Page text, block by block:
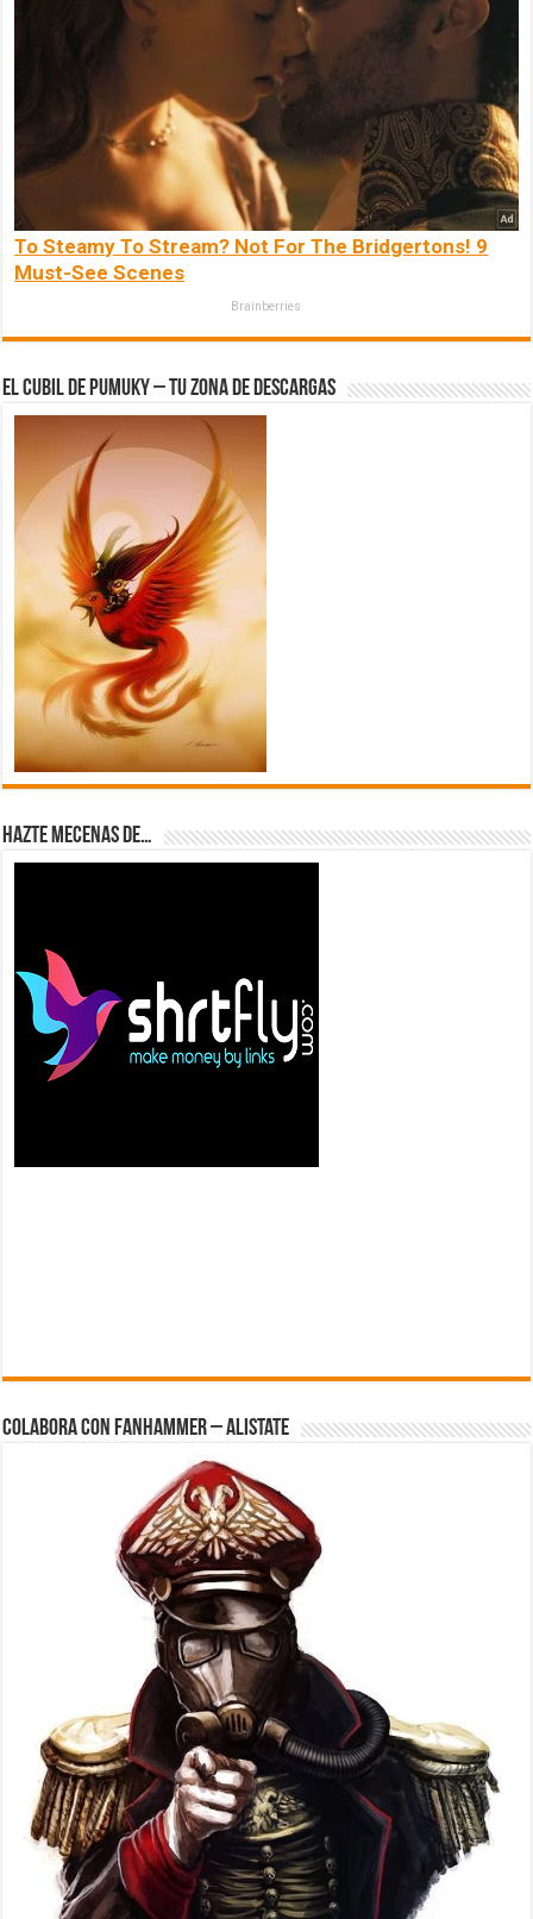
To Steamy To Stream? Not For The Bridgertons! 9
Must-See Scenes
Brainberries
El Cubil de Pumuky – Tu zona de Descargas
Hazte Mecenas de…
Colabora con FanHammer – Alistate